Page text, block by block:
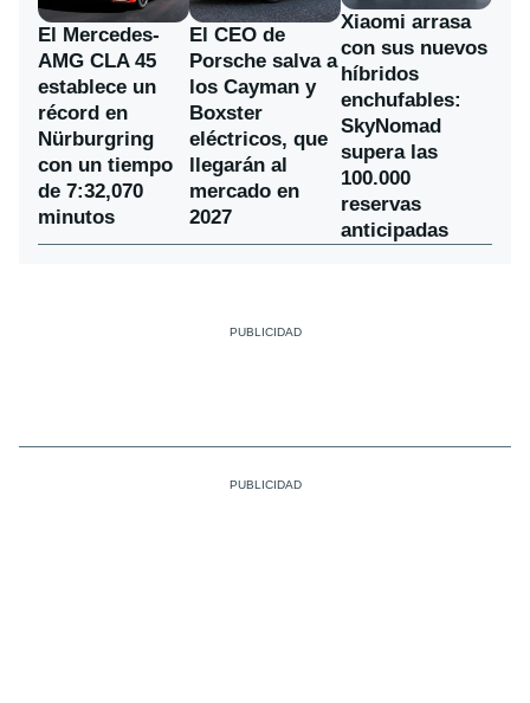
El Mercedes-
AMG CLA 45
establece un
récord en
Nürburgring
con un tiempo
de 7:32,070
minutos
El CEO de
Porsche salva a
los Cayman y
Boxster
eléctricos, que
llegarán al
mercado en
2027
Xiaomi arrasa
con sus nuevos
híbridos
enchufables:
SkyNomad
supera las
100.000
reservas
anticipadas